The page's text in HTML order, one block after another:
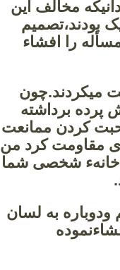
مخالف این
بودند،تصمیم
را افشاء
میکردند.چون
پرده برداشته
کردن ممانعت
وی مقاومت کرد من
خانهء شخصی شما
به لسان